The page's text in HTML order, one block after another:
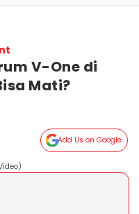
V-One di
Mati?
Add Us on Google